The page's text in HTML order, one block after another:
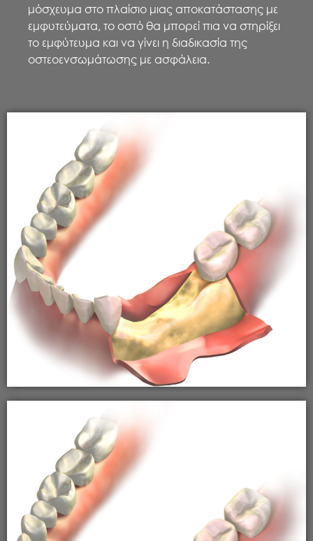
μόσχευμα στο πλαίσιο μιας αποκατάστασης με
εμφυτεύματα, το οστό θα μπορεί πια να στηρίξει
το εμφύτευμα και να γίνει η διαδικασία της
οστεοενσωμάτωσης με ασφάλεια.